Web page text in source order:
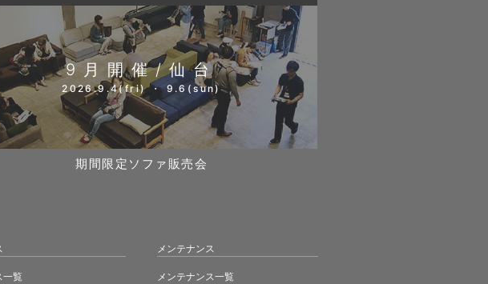
9月開催/仙台
2026.9.4(fri) ・ 9.6(sun)
期間限定ソファ販売会
一覧
メンテナンス
メンテナンス一覧